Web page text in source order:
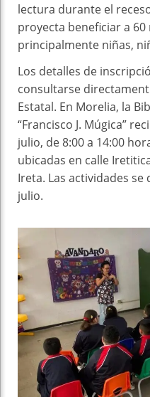
lectura durante el
proyecta beneficiar a
principalmente niñas,
Los detalles de
consultarse
Estatal. En Morelia, la
“Francisco J. Múgica”
julio, de 8:00 a 14:00
ubicadas en calle
Ireta. Las actividades
julio.